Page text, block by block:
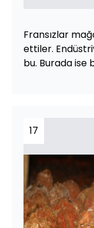
Fransızlar
ettiler.
bu. Burada ise
17